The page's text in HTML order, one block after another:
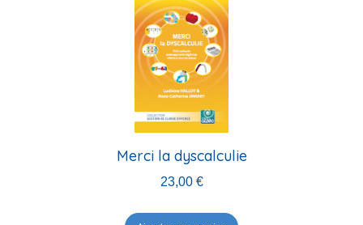
Merci la dyscalculie
23,00 €